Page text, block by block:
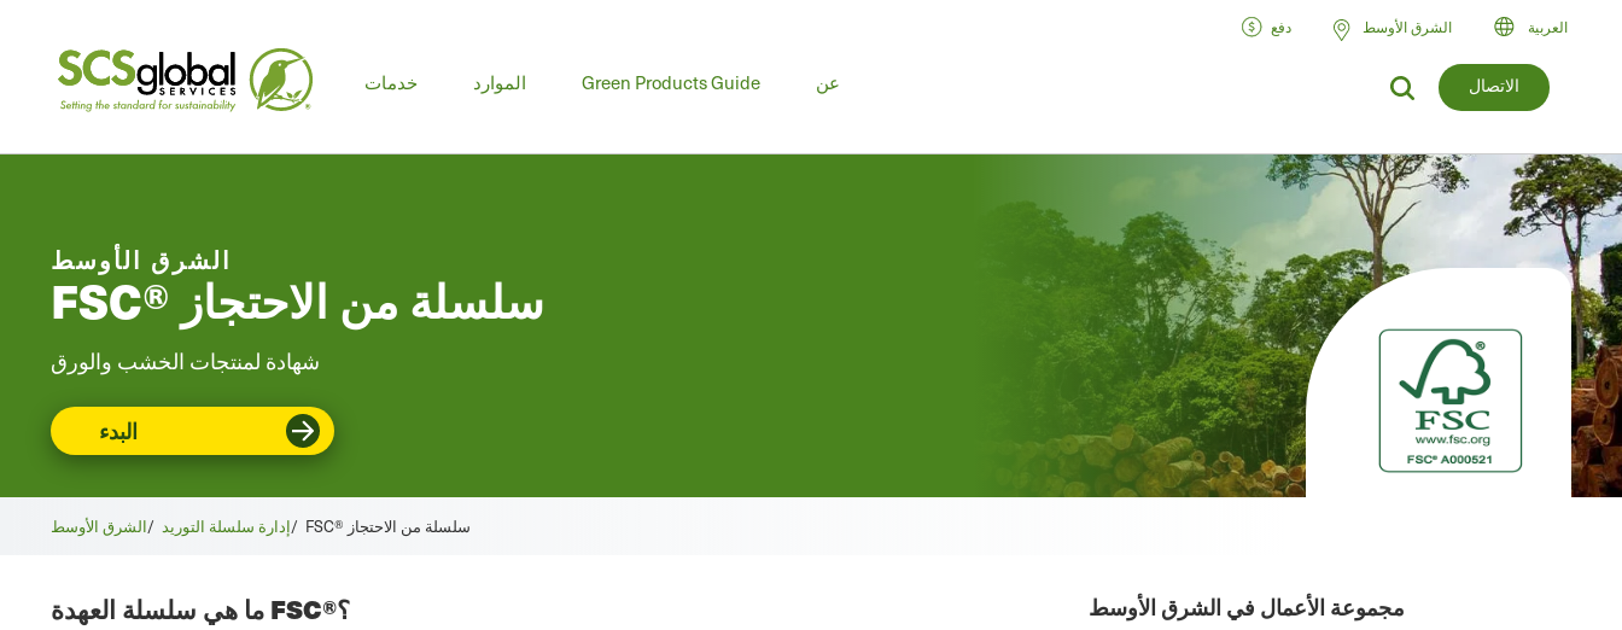
الاتصال خدمات الموارد Green Products Guide عن
دفع الشرق الأوسط العربية‏
الشرق الأوسط
FSC® سلسلة من الاحتجاز
شهادة لمنتجات الخشب والورق
البدء
الشرق الأوسط/ إدارة سلسلة التوريد/ FSC® سلسلة من الاحتجاز
مجموعة الأعمال في الشرق الأوسط ما هي سلسلة العهدة FSC®؟